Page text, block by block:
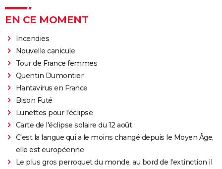
EN CE MOMENT
Incendies
Nouvelle canicule
Tour de France femmes
Quentin Dumontier
Hantavirus en France
Bison Futé
Lunettes pour l'éclipse
Carte de l'éclipse solaire du 12 août
C'est la langue qui a le moins changé depuis le Moyen Âge,
elle est européenne
Le plus gros perroquet du monde, au bord de l'extinction il